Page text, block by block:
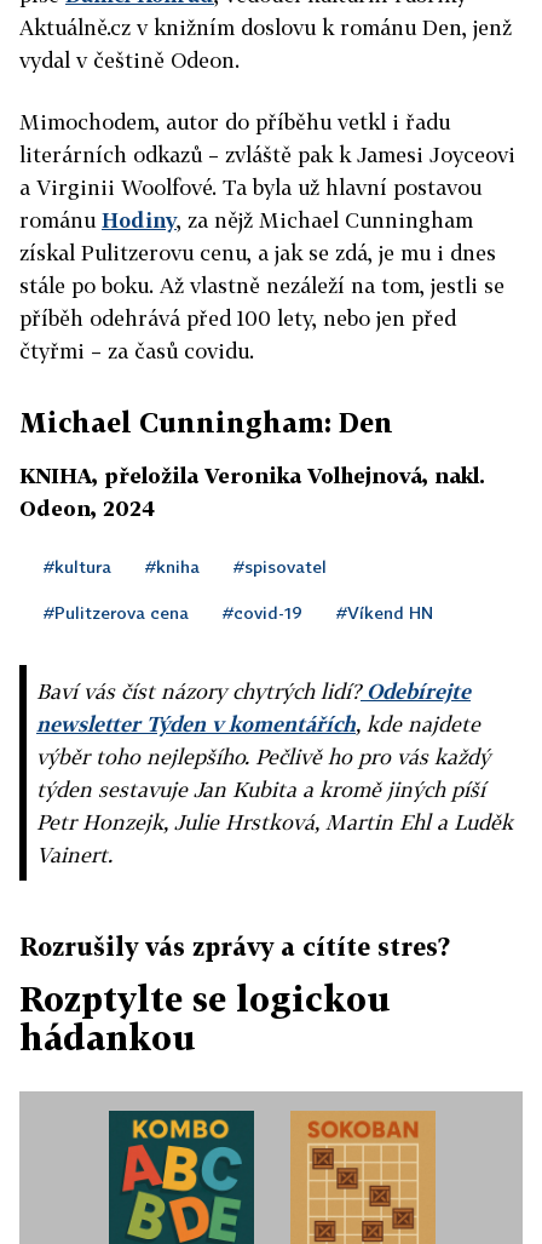
Aktuálně.cz v knižním doslovu k románu Den, jenž
vydal v češtině Odeon.
Mimochodem, autor do příběhu vetkl i řadu
literárních odkazů – zvláště pak k Jamesi Joyceovi
a Virginii Woolfové. Ta byla už hlavní postavou
románu Hodiny, za nějž Michael Cunningham
získal Pulitzerovu cenu, a jak se zdá, je mu i dnes
stále po boku. Až vlastně nezáleží na tom, jestli se
příběh odehrává před 100 lety, nebo jen před
čtyřmi – za časů covidu.
Michael Cunningham: Den
KNIHA, přeložila Veronika Volhejnová, nakl.
Odeon, 2024
#kultura #kniha #spisovatel
#Pulitzerova cena #covid-19 #Víkend HN
Baví vás číst názory chytrých lidí?Odebírejte
newsletter Týden v komentářích, kde najdete
výběr toho nejlepšího. Pečlivě ho pro vás každý
týden sestavuje Jan Kubita a kromě jiných píší
Petr Honzejk, Julie Hrstková, Martin Ehl a Luděk
Vainert.
Rozrušily vás zprávy a cítíte stres?
Rozptylte se logickou
hádankou